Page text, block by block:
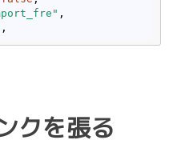
,
クを張る